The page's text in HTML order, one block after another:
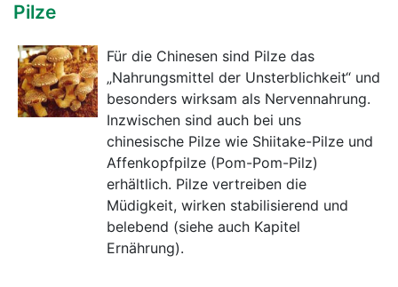
Pilze
Für die Chinesen sind Pilze das
„Nahrungsmittel der Unsterblichkeit“ und
besonders wirksam als Nervennahrung.
Inzwischen sind auch bei uns
chinesische Pilze wie Shiitake-Pilze und
Affenkopfpilze (Pom-Pom-Pilz)
erhältlich. Pilze vertreiben die
Müdigkeit, wirken stabilisierend und
belebend (siehe auch Kapitel
Ernährung).